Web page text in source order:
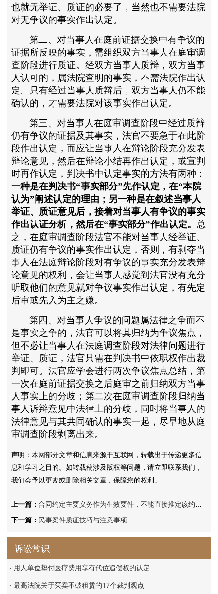
也就无举证、质证的必要了，当然也不需要法院
对无争议的事实作出认定。
第二、对当事人在庭前证据交换中有争议的
证据所反映的事实，需组织双方当事人在庭审调
查阶段进行质证。经双方当事人质辩，双方当事
人认可的，属法院查明的事实，不需法院作出认
定。只有经过当事人质辩后，双方当事人仍不能
确认的，才需要法院对该事实作出认定。
第三、对当事人在庭审调查阶段中经过质辩
仍有争议的证据及其事实，法官不要急于在此阶
段作出认定，而应让当事人在辩论阶段充分发表
辩论意见，然后在辩论小结再作出认定，或宣判
时再作认定，判决书中认定事实的方法有两种：
一种是在判决书“事实部分”先作认定，在“本院
认为”阐述认定的理由；另一种是在叙述当事人
举证、质证意见后，接着对当事人有争议的事实
作出认证分析，然后在“事实部分”作出认定。 总
之，在庭审调查阶段法官不能对当事人经举证、
质证仍有争议的事实作出认定，否则，有剥夺当
事人在法庭辩论阶段对有争议的事实充分发表辩
论意见的权利，会让当事人感觉到法官没有充分
听取他们的意见就对争议事实作出认定，有先定
后审或先入为主之嫌。
第四、对当事人争议的问题属法律之争而不
是事实之争的，法官可以将其归纳为争议焦点，
但不必让当事人在法庭调查阶段对法律问题进行
举证、质证，法官只需在判决书中依职权作出裁
判即可。法官应学会进行两次争议焦点总结，第
一次在庭前证据交换之后庭审之前归纳双方当事
人事实上的分歧；第二次在庭审调查阶段归纳当
事人诉辩意见中法律上的分歧，同时将当事人的
法律意见与其共同确认的事实一起，尽早地从庭
审调查阶段剥离出来。
声明：本网部分文章和信息来源于互联网，转载出于传递更多信
息和学习之目的。如转载稿涉及版权等问题，请立即联系我们，
我们会予以更改或删除相关文章，保障您的权利。
上一篇：合同约定主要义务作为生效要件，不能直接推定该约定为认定合同生效的要件
下一篇： 民事案件质证技巧与注意事项
诉讼常识
· 用人单位垫付医疗费用享有代位追偿权的认定
· 最高法院关于买卖不破租赁的17个裁判观点